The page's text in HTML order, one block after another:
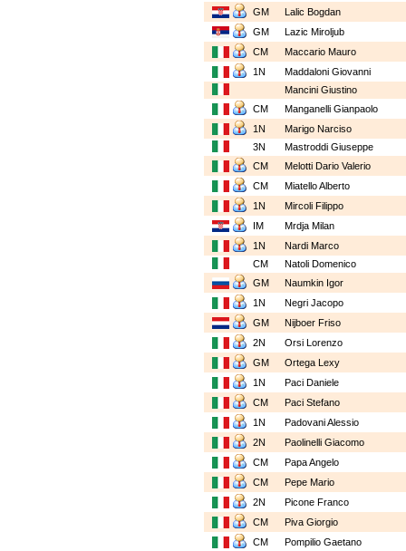
GM
Lalic Bogdan
GM
Lazic Miroljub
CM
Maccario Mauro
1N
Maddaloni Giovanni
Mancini Giustino
CM
Manganelli Gianpaolo
1N
Marigo Narciso
3N
Mastroddi Giuseppe
CM
Melotti Dario Valerio
CM
Miatello Alberto
1N
Mircoli Filippo
IM
Mrdja Milan
1N
Nardi Marco
CM
Natoli Domenico
GM
Naumkin Igor
1N
Negri Jacopo
GM
Nijboer Friso
2N
Orsi Lorenzo
GM
Ortega Lexy
1N
Paci Daniele
CM
Paci Stefano
1N
Padovani Alessio
2N
Paolinelli Giacomo
CM
Papa Angelo
CM
Pepe Mario
2N
Picone Franco
CM
Piva Giorgio
CM
Pompilio Gaetano